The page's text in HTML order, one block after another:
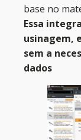
base no
Essa
usinagem,
sem a
dados